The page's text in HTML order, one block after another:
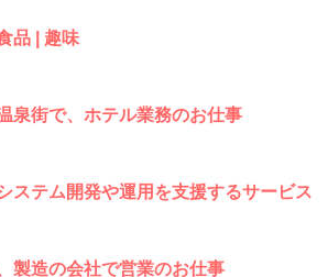
品 | 趣味
泉街で、ホテル業務のお仕事
ステム開発や運用を支援するサービス
製造の会社で営業のお仕事